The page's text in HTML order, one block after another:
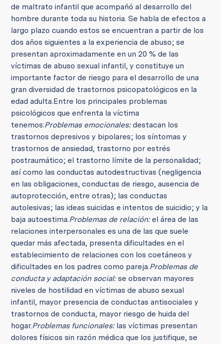
de maltrato infantil que acompañó al desarrollo del
hombre durante toda su historia. Se habla de efectos a
largo plazo cuando estos se encuentran a partir de los
dos años siguientes a la experiencia de abuso; se
presentan aproximadamente en un 20 % de las
víctimas de abuso sexual infantil, y constituye un
importante factor de riesgo para el desarrollo de una
gran diversidad de trastornos psicopatológicos en la
edad adulta.Entre los principales problemas
psicológicos que enfrenta la víctima
tenemos:Problemas emocionales:destacan los
trastornos depresivos y bipolares; los síntomas y
trastornos de ansiedad, trastorno por estrés
postraumático; el trastorno límite de la personalidad;
así como las conductas autodestructivas (negligencia
en las obligaciones, conductas de riesgo, ausencia de
autoprotección, entre otras); las conductas
autolesivas; las ideas suicidas e intentos de suicidio; y la
baja autoestima.Problemas de relación:el área de las
relaciones interpersonales es una de las que suele
quedar más afectada, presenta dificultades en el
establecimiento de relaciones con los coetáneos y
dificultades en los padres como pareja.Problemas de
conducta y adaptación social:se observan mayores
niveles de hostilidad en víctimas de abuso sexual
infantil, mayor presencia de conductas antisociales y
trastornos de conducta, mayor riesgo de huida del
hogar.Problemas funcionales: las víctimas presentan
dolores físicos sin razón médica que los justifique, se